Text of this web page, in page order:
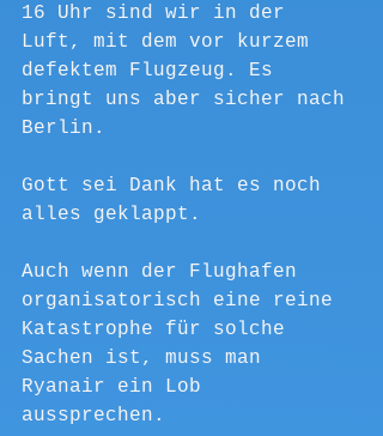
16 Uhr sind wir in der
Luft, mit dem vor kurzem
defektem Flugzeug. Es
bringt uns aber sicher nach
Berlin.
Gott sei Dank hat es noch
alles geklappt.
Auch wenn der Flughafen
organisatorisch eine reine
Katastrophe für solche
Sachen ist, muss man
Ryanair ein Lob
aussprechen.